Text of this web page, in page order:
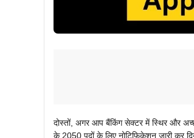
दोस्तों, अगर आप बैंकिंग सेक्टर में स्थिर और
के 2050 पदों के लिए नोटिफिकेशन जारी कर